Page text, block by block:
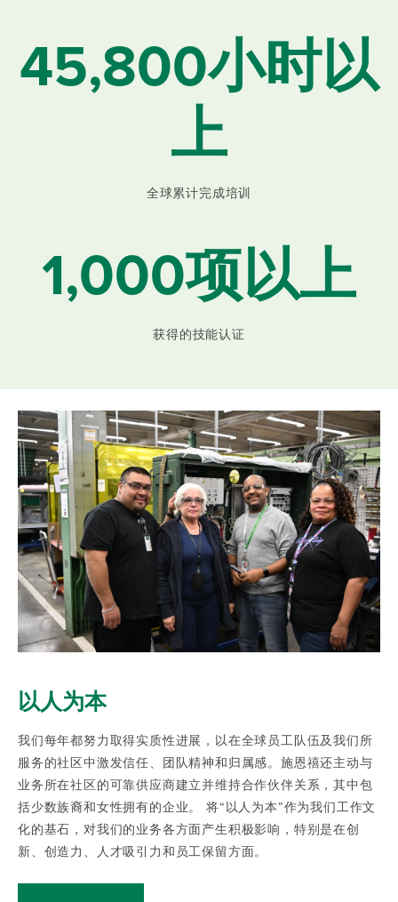
45,800小时以
上
全球累计完成培训
1,000项以上
获得的技能认证
以人为本
我们每年都努力取得实质性进展，以在全球员工队伍及我们所
服务的社区中激发信任、团队精神和归属感。 施恩禧还主动与
业务所在社区的可靠供应商建立并维持合作伙伴关系，其中包
括少数族裔和女性拥有的企业。
将“以人为本”作为我们工作文
化的基石，对我们的业务各方面产生积极影响，特别是在创
新、创造力、人才吸引力和员工保留方面。